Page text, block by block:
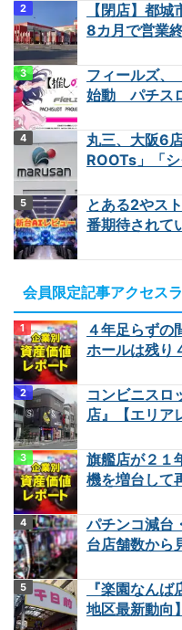
【閉店】都
8カ月で営業
フィールズ、
始動 パチス
丸三、大阪6
ROOTs」「
とある2やス
番期待されて
会員限定記事アクセス
４年足らずの
ホールは残り
コンビニスロ
店』【エリ
旗艦店が２１
機を増台して
パチンコ減台
台店舗数から
『楽園なん
地区最新動向